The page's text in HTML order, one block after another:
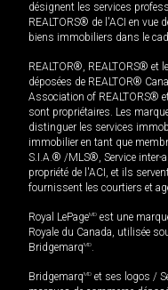
désignent les services
REALTORS® de l'ACI en vue
biens immobiliers dans le
REALTOR®, REALTORS® et
déposées de REALTOR®
Association of REALTORS®
sont propriétaires. Les
distinguer les services
immobilier en tant que
S.I.A.® /MLS®, Service inter-
propriété de l'ACI, et ils
fournissent les courtiers et
Royal LePageMD est une
Royale du Canada, utilisée
BridgemarqMD.
BridgemarqMD et ses logos /